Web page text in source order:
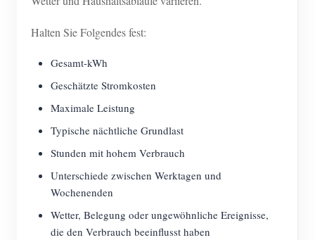
Halten Sie Folgendes fest:
Gesamt-kWh
Geschätzte Stromkosten
Maximale Leistung
Typische nächtliche Grundlast
Stunden mit hohem Verbrauch
Unterschiede zwischen Werktagen und
Wochenenden
Wetter, Belegung oder ungewöhnliche Ereignisse,
die den Verbrauch beeinflusst haben